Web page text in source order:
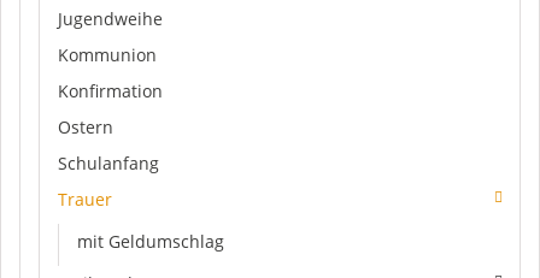
Jugendweihe
Kommunion
Konfirmation
Ostern
Schulanfang
Trauer
mit Geldumschlag